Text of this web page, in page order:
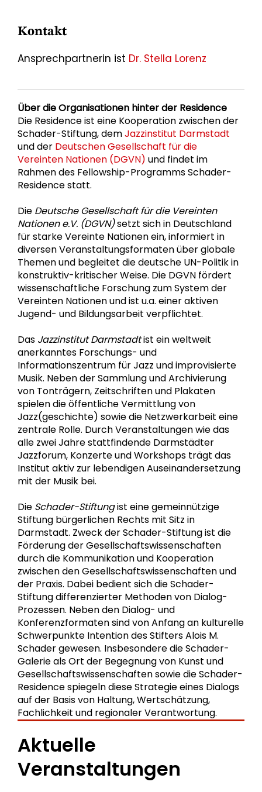
Kontakt
Ansprechpartnerin ist Dr. Stella Lorenz
Über die Organisationen hinter der Residence
Die Residence ist eine Kooperation zwischen der
Schader-Stiftung, demJazzinstitut Darmstadt
und der Deutschen Gesellschaft für die
Vereinten Nationen (DGVN) und findet im
Rahmen des Fellowship-Programms Schader-
Residence statt.
Die Deutsche Gesellschaft für die Vereinten
Nationen e.V. (DGVN)setzt sich in Deutschland
für starke Vereinte Nationen ein, informiert in
diversen Veranstaltungsformaten über globale
Themen und begleitet die deutsche UN-Politik in
konstruktiv-kritischer Weise. Die DGVN fördert
wissenschaftliche Forschung zum System der
Vereinten Nationen und ist u.a. einer aktiven
Jugend- und Bildungsarbeit verpflichtet.
Das Jazzinstitut Darmstadtist ein weltweit
anerkanntes Forschungs- und
Informationszentrum für Jazz und improvisierte
Musik. Neben der Sammlung und Archivierung
von Tonträgern, Zeitschriften und Plakaten
spielen die öffentliche Vermittlung von
Jazz(geschichte) sowie die Netzwerkarbeit eine
zentrale Rolle. Durch Veranstaltungen wie das
alle zwei Jahre stattfindende Darmstädter
Jazzforum, Konzerte und Workshops trägt das
Institut aktiv zur lebendigen Auseinandersetzung
mit der Musik bei.
Die Schader-Stiftungist eine gemeinnützige
Stiftung bürgerlichen Rechts mit Sitz in
Darmstadt. Zweck der Schader-Stiftung ist die
Förderung der Gesellschaftswissenschaften
durch die Kommunikation und Kooperation
zwischen den Gesellschaftswissenschaften und
der Praxis. Dabei bedient sich die Schader-
Stiftung differenzierter Methoden von Dialog-
Prozessen. Neben den Dialog- und
Konferenzformaten sind von Anfang an kulturelle
Schwerpunkte Intention des Stifters Alois M.
Schader gewesen. Insbesondere die Schader-
Galerie als Ort der Begegnung von Kunst und
Gesellschaftswissenschaften sowie die Schader-
Residence spiegeln diese Strategie eines Dialogs
auf der Basis von Haltung, Wertschätzung,
Fachlichkeit und regionaler Verantwortung.
Aktuelle
Veranstaltungen